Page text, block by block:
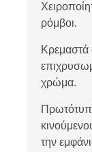
ρόμβοι.
Κρεμαστά
χρώμα.
την